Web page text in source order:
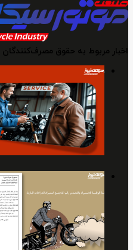
اخبار مربوط به حقوق مصرف‌کنندگان